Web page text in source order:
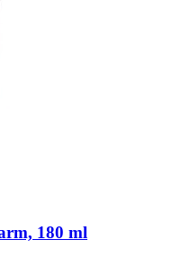
180 ml